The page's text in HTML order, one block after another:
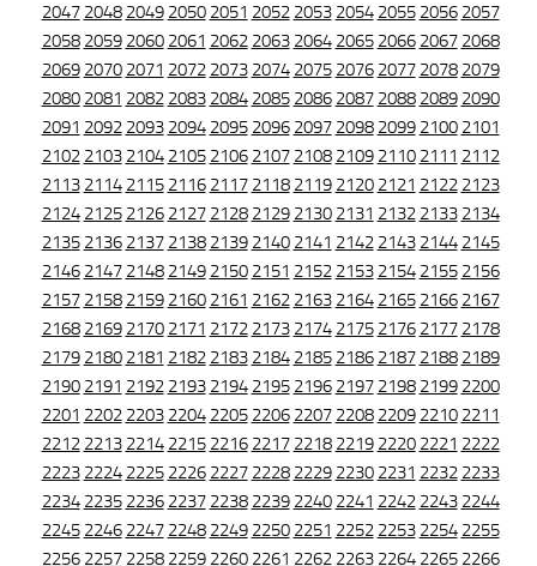
2047 2048 2049 2050 2051 2052 2053 2054 2055 2056 2057
2058 2059 2060 2061 2062 2063 2064 2065 2066 2067 2068
2069 2070 2071 2072 2073 2074 2075 2076 2077 2078 2079
2080 2081 2082 2083 2084 2085 2086 2087 2088 2089 2090
2091 2092 2093 2094 2095 2096 2097 2098 2099 2100 2101
2102 2103 2104 2105 2106 2107 2108 2109 2110 2111 2112
2113 2114 2115 2116 2117 2118 2119 2120 2121 2122 2123
2124 2125 2126 2127 2128 2129 2130 2131 2132 2133 2134
2135 2136 2137 2138 2139 2140 2141 2142 2143 2144 2145
2146 2147 2148 2149 2150 2151 2152 2153 2154 2155 2156
2157 2158 2159 2160 2161 2162 2163 2164 2165 2166 2167
2168 2169 2170 2171 2172 2173 2174 2175 2176 2177 2178
2179 2180 2181 2182 2183 2184 2185 2186 2187 2188 2189
2190 2191 2192 2193 2194 2195 2196 2197 2198 2199 2200
2201 2202 2203 2204 2205 2206 2207 2208 2209 2210 2211
2212 2213 2214 2215 2216 2217 2218 2219 2220 2221 2222
2223 2224 2225 2226 2227 2228 2229 2230 2231 2232 2233
2234 2235 2236 2237 2238 2239 2240 2241 2242 2243 2244
2245 2246 2247 2248 2249 2250 2251 2252 2253 2254 2255
2256 2257 2258 2259 2260 2261 2262 2263 2264 2265 2266